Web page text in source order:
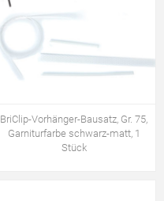
BriClip-Vorhänger-Bausatz, Gr. 75,
Garniturfarbe schwarz-matt, 1
Stück